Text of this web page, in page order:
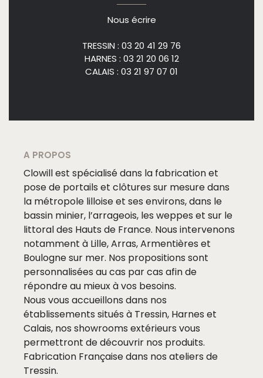
Nous écrire
TRESSIN : 03 20 41 29 76
HARNES : 03 21 20 06 12
CALAIS : 03 21 97 07 01
A PROPOS
Clowill est spécialisé dans la fabrication et
pose de portails et clôtures sur mesure dans
la métropole lilloise et ses environs, dans le
bassin minier, l’arrageois, les weppes et sur le
littoral des Hauts de France. Nous intervenons
notamment à Lille, Arras, Armentières et
Boulogne sur mer. Nos propositions sont
personnalisées au cas par cas afin de
répondre au mieux à vos besoins.
Nous vous accueillons dans nos
établissements situés à Tressin, Harnes et
Calais, nos showrooms extérieurs vous
permettront de découvrir nos produits.
Fabrication Française dans nos ateliers de
Tressin.